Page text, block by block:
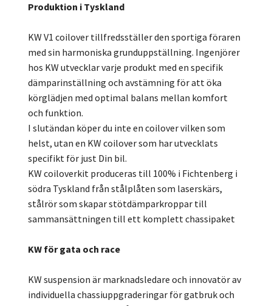
Produktion i Tyskland
KW V1 coilover tillfredsställer den sportiga föraren
med sin harmoniska grunduppställning. Ingenjörer
hos KW utvecklar varje produkt med en specifik
dämparinställning och avstämning för att öka
körglädjen med optimal balans mellan komfort
och funktion.
I slutändan köper du inte en coilover vilken som
helst, utan en KW coilover som har utvecklats
specifikt för just Din bil.
KW coiloverkit produceras till 100% i Fichtenberg i
södra Tyskland från stålplåten som laserskärs,
stålrör som skapar stötdämparkroppar till
sammansättningen till ett komplett chassipaket
KW för gata och race
KW suspension är marknadsledare och innovatör av
individuella chassiuppgraderingar för gatbruk och